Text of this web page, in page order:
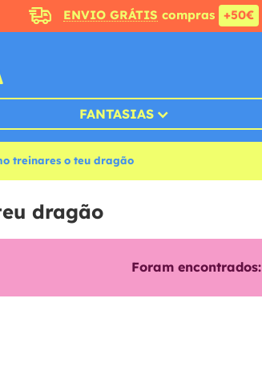
ENVIO GRÁTIS compras +50€
FANTASIAS
treinares o teu dragão
dragão
Foram encontrados: